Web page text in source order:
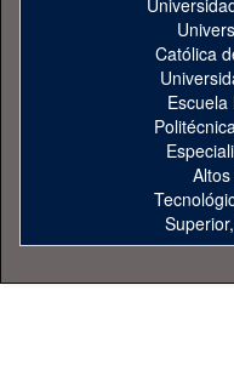
Católica
Escuela